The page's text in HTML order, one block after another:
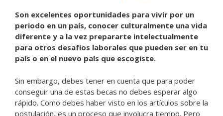
Son excelentes oportunidades para vivir por un
periodo en un país, conocer culturalmente una vida
diferente y a la vez prepararte intelectualmente
para otros desafíos laborales que pueden ser en tu
país o en el nuevo país que escogiste.
Sin embargo, debes tener en cuenta que para poder
conseguir una de estas becas no debes esperar algo
rápido. Como debes haber visto en los artículos sobre la
postulación, es un proceso que involucra tiempo. Pero